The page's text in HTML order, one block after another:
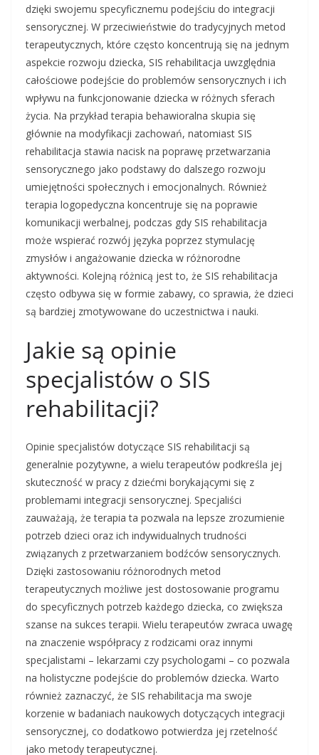
dzięki swojemu specyficznemu podejściu do integracji
sensorycznej. W przeciwieństwie do tradycyjnych metod
terapeutycznych, które często koncentrują się na jednym
aspekcie rozwoju dziecka, SIS rehabilitacja uwzględnia
całościowe podejście do problemów sensorycznych i ich
wpływu na funkcjonowanie dziecka w różnych sferach
życia. Na przykład terapia behawioralna skupia się
głównie na modyfikacji zachowań, natomiast SIS
rehabilitacja stawia nacisk na poprawę przetwarzania
sensorycznego jako podstawy do dalszego rozwoju
umiejętności społecznych i emocjonalnych. Również
terapia logopedyczna koncentruje się na poprawie
komunikacji werbalnej, podczas gdy SIS rehabilitacja
może wspierać rozwój języka poprzez stymulację
zmysłów i angażowanie dziecka w różnorodne
aktywności. Kolejną różnicą jest to, że SIS rehabilitacja
często odbywa się w formie zabawy, co sprawia, że dzieci
są bardziej zmotywowane do uczestnictwa i nauki.
Jakie są opinie
specjalistów o SIS
rehabilitacji?
Opinie specjalistów dotyczące SIS rehabilitacji są
generalnie pozytywne, a wielu terapeutów podkreśla jej
skuteczność w pracy z dziećmi borykającymi się z
problemami integracji sensorycznej. Specjaliści
zauważają, że terapia ta pozwala na lepsze zrozumienie
potrzeb dzieci oraz ich indywidualnych trudności
związanych z przetwarzaniem bodźców sensorycznych.
Dzięki zastosowaniu różnorodnych metod
terapeutycznych możliwe jest dostosowanie programu
do specyficznych potrzeb każdego dziecka, co zwiększa
szanse na sukces terapii. Wielu terapeutów zwraca uwagę
na znaczenie współpracy z rodzicami oraz innymi
specjalistami – lekarzami czy psychologami – co pozwala
na holistyczne podejście do problemów dziecka. Warto
również zaznaczyć, że SIS rehabilitacja ma swoje
korzenie w badaniach naukowych dotyczących integracji
sensorycznej, co dodatkowo potwierdza jej rzetelność
jako metody terapeutycznej.